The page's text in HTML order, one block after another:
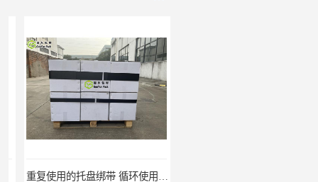
重复使用的托盘绑带 循环使用 固永包材